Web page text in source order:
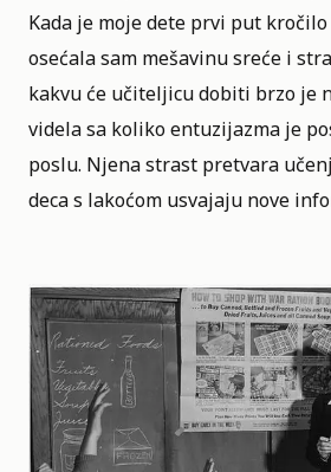
Kada je moje dete prvi put
osećala sam mešavinu sreće i
kakvu će učiteljicu dobiti brzo je
videla sa koliko entuzijazma je
poslu. Njena strast pretvara
deca s lakoćom usvajaju nove